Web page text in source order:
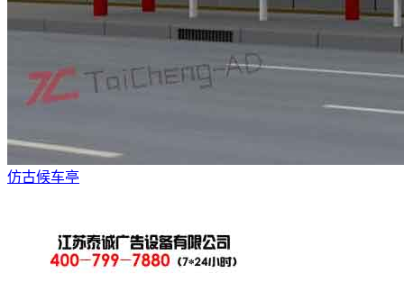
仿古候车亭